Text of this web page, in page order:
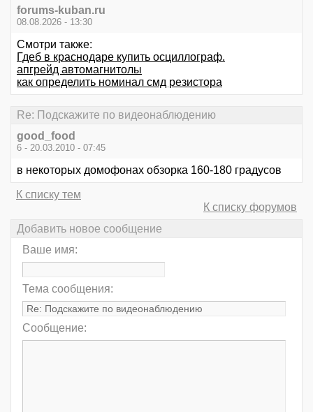
forums-kuban.ru
08.08.2026 - 13:30
Смотри также:
Гдеб в краснодаре купить осциллограф.
апгрейд автомагнитолы
как определить номинал смд резистора
Re: Подскажите по видеонаблюдению
good_food
6 - 20.03.2010 - 07:45
в некоторых домофонах обзорка 160-180 градусов
К списку тем
К списку форумов
Добавить новое сообщение
Ваше имя:
Тема сообщения:
Сообщение: